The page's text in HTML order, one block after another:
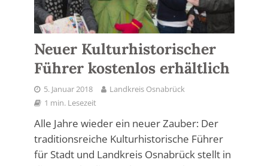
Neuer Kulturhistorischer
Führer kostenlos erhältlich
5. Januar 2018
Landkreis Osnabrück
1 min. Lesezeit
Alle Jahre wieder ein neuer Zauber: Der
traditionsreiche Kulturhistorische Führer
für Stadt und Landkreis Osnabrück stellt in